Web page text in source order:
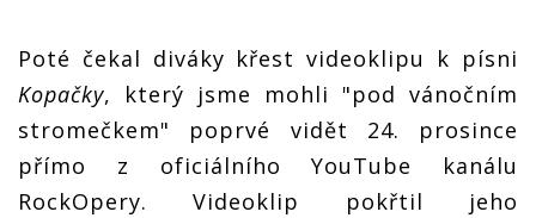
Poté čekal diváky křest videoklipu k písni
Kopačky, který jsme mohli "pod vánočním
stromečkem" poprvé vidět 24. prosince
přímo z oficiálního YouTube kanálu
RockOpery. Videoklip pokřtil jeho